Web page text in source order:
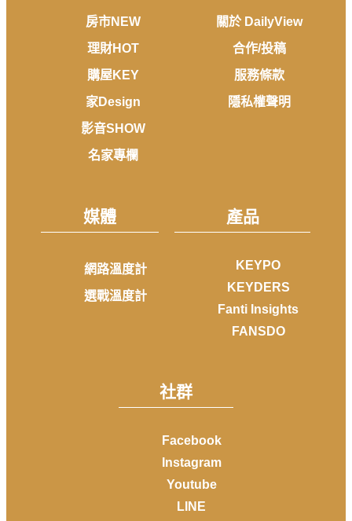
房市NEW
理財HOT
購屋KEY
家Design
影音SHOW
名家專欄
關於 DailyView
合作/投稿
服務條款
隱私權聲明
媒體
網路溫度計
選戰溫度計
產品
KEYPO
KEYDERS
Fanti Insights
FANSDO
社群
Facebook
Instagram
Youtube
LINE